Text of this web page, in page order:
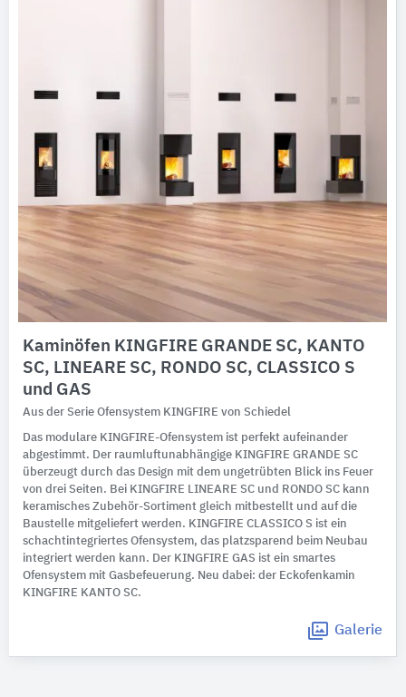
Kaminöfen KINGFIRE GRANDE SC, KANTO
SC, LINEARE SC, RONDO SC, CLASSICO S
und GAS
Aus der Serie Ofensystem KINGFIRE von Schiedel
Das modulare KINGFIRE-Ofensystem ist perfekt aufeinander
abgestimmt. Der raumluftunabhängige KINGFIRE GRANDE SC
überzeugt durch das Design mit dem ungetrübten Blick ins Feuer
von drei Seiten. Bei KINGFIRE LINEARE SC und RONDO SC kann
keramisches Zubehör-Sortiment gleich mitbestellt und auf die
Baustelle mitgeliefert werden. KINGFIRE CLASSICO S ist ein
schachtintegriertes Ofensystem, das platzsparend beim Neubau
integriert werden kann. Der KINGFIRE GAS ist ein smartes
Ofensystem mit Gasbefeuerung. Neu dabei: der Eckofenkamin
KINGFIRE KANTO SC.
Galerie